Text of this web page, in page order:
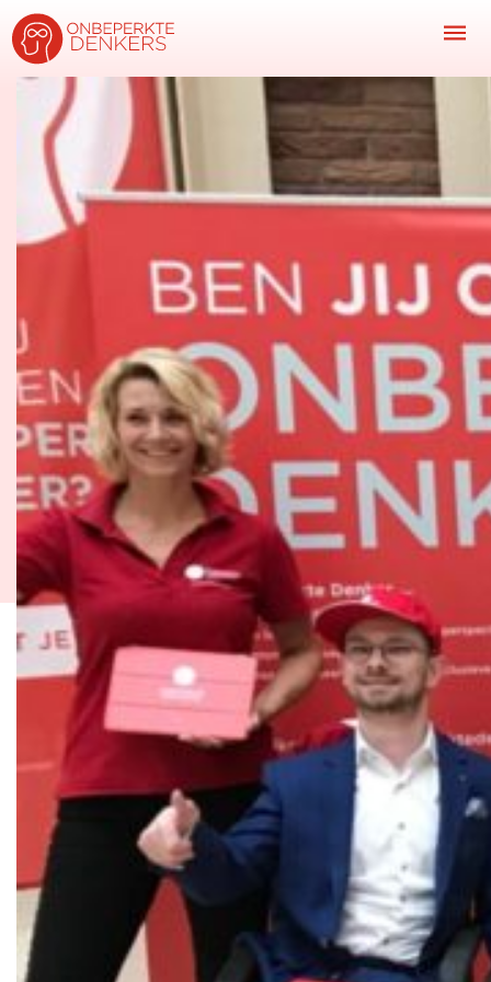
Inspiratie
Kijk-, lees- & luistertips
Mini- docu’s
Podcasts: serie open gesprekken
Inspirerende praktijkverhalen
Bekijk volledig overzicht
Kom in actie
Microlearnings
Ontwikkeltraject Onbeperkt Talent
Breng een ODE!
Ver- en vooroordelencheck
De Teamaanpak
De Escaperoom
Sluit je ook aan
In jouw organisatie
De beweging in cijfers